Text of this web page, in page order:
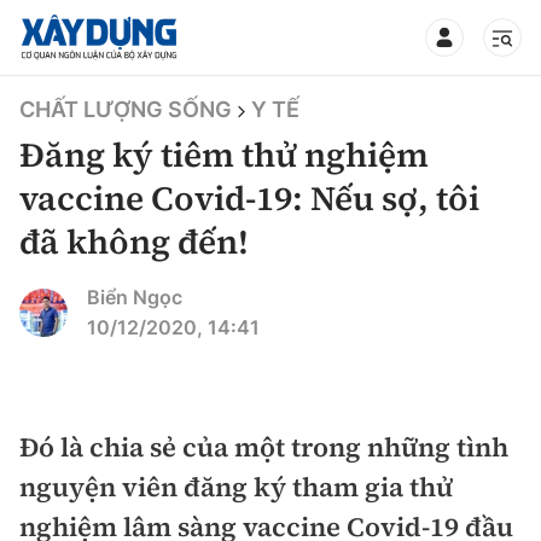
TIN BỘ XÂY DỰNG
CHUYÊN MỤC
Mới nhất
Chính trị
Xã hội
Xây dựng
Chỉ đạo điều hành
Giao thông
CHẤT LƯỢNG SỐNG Y TẾ
Đăng ký tiêm thử nghiệm
vaccine Covid-19: Nếu sợ, tôi
đã không đến!
Biển Ngọc
10/12/2020, 14:41
Đó là chia sẻ của một trong những tình
nguyện viên đăng ký tham gia thử
nghiệm lâm sàng vaccine Covid-19 đầu